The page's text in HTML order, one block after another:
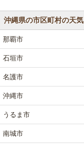
沖縄県の市区町村の天気
那覇市
石垣市
名護市
沖縄市
うるま市
南城市